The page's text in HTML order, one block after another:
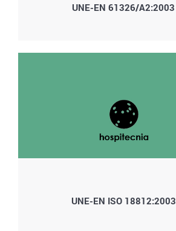
UNE-EN 61326/A2:2003
UNE-EN ISO 18812:2003